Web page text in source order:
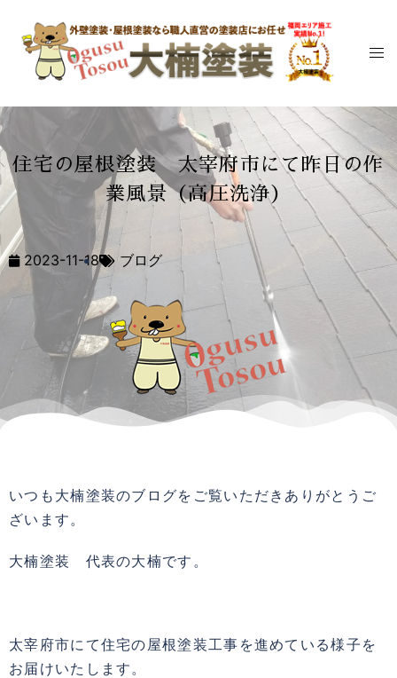
住宅の屋根塗装 太宰府市にて昨日の作
業風景（高圧洗浄）
2023-11-18 ブログ
いつも大楠塗装のブログをご覧いただきありがとうご
ざいます。
大楠塗装 代表の大楠です。
太宰府市にて住宅の屋根塗装工事を進めている様子を
お届けいたします。